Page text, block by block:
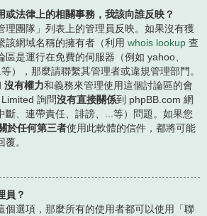
或法律上的相關事務，我該向誰反映？
理團隊」列表上的管理員反映。如果沒有獲
該網域名稱的擁有者（利用 whois lookup 查
是運行在免費的伺服器（例如 yahoo、
），那麼請聯繫其管理者或違規管理部門。
沒有權力和義務來管理使用這個討論區的會
詢問沒有直接關係到 phpBB.com 網
斷、連帶責任、誹謗、...等）問題。如果您
於任何第三者使用此軟體的信件，都將可能
。
員？
個選項，那麼所有的使用者都可以使用「聯